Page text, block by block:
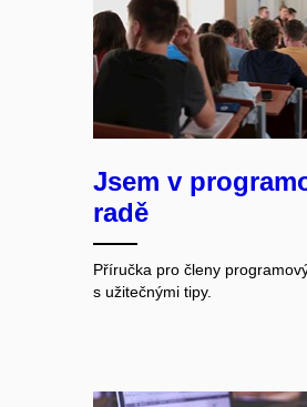
Jsem v
radě
Příručka pro členy
s užitečnými tipy.